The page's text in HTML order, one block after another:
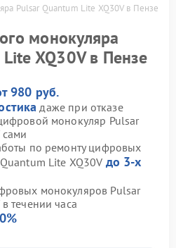
Pulsar Quantum Lite XQ30V в Пензе
монокуляра
XQ30V в Пензе
980 руб.
даже при отказе
монокуляр Pulsar
по ремонту цифровых
Lite XQ30V до 3-х
монокуляров Pulsar
течении часа